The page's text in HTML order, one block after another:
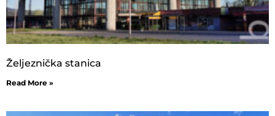
Željeznička stanica
Read More »